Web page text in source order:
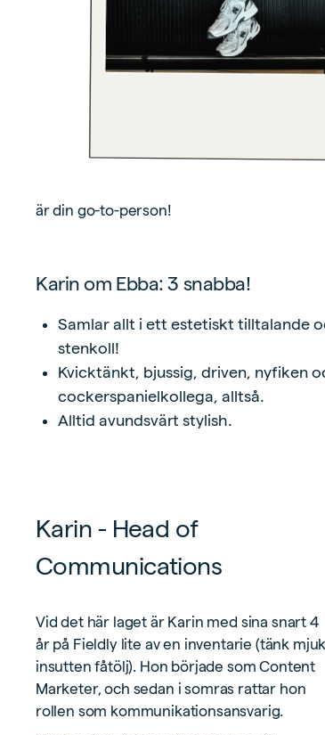
är din go-to-person!
Karin om Ebba: 3 snabba!
Samlar allt i ett estetiskt tilltalande
stenkoll!
Kvicktänkt, bjussig, driven, nyfiken
cockerspanielkollega, alltså.
Alltid avundsvärt stylish.
Karin - Head of
Communications
Vid det här laget är Karin med sina snart 4
år på Fieldly lite av en inventarie (tänk mjuk
insutten fåtölj). Hon började som Content
Marketer, och sedan i somras rattar hon
rollen som kommunikationsansvarig.